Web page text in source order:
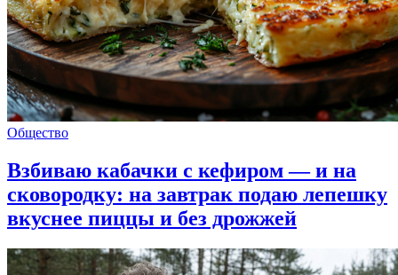
Общество
Взбиваю кабачки с кефиром — и на
сковородку: на завтрак подаю лепешку
вкуснее пиццы и без дрожжей